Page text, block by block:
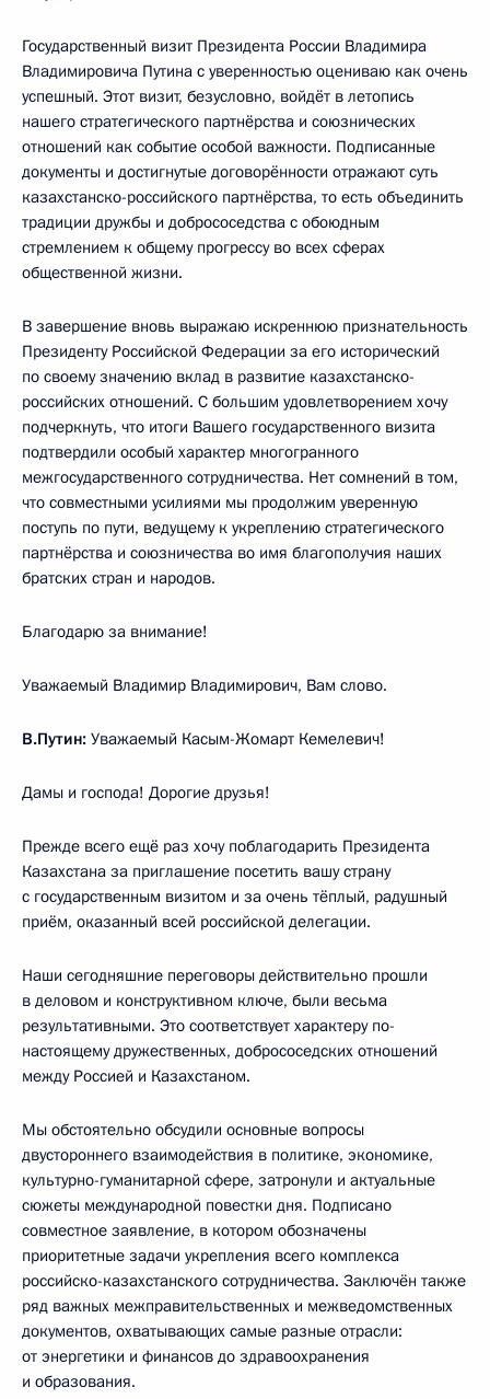
Государственный визит Президента России Владимира
Владимировича Путина с уверенностью оцениваю как очень
успешный. Этот визит, безусловно, войдёт в летопись
нашего стратегического партнёрства и союзнических
отношений как событие особой важности. Подписанные
документы и достигнутые договорённости отражают суть
казахстанско-российского партнёрства, то есть объединить
традиции дружбы и добрососедства с обоюдным
стремлением к общему прогрессу во всех сферах
общественной жизни.
В завершение вновь выражаю искреннюю признательность
Президенту Российской Федерации за его исторический
по своему значению вклад в развитие казахстанско-
российских отношений. С большим удовлетворением хочу
подчеркнуть, что итоги Вашего государственного визита
подтвердили особый характер многогранного
межгосударственного сотрудничества. Нет сомнений в том,
что совместными усилиями мы продолжим уверенную
поступь по пути, ведущему к укреплению стратегического
партнёрства и союзничества во имя благополучия наших
братских стран и народов.
Благодарю за внимание!
Уважаемый Владимир Владимирович, Вам слово.
В.Путин: Уважаемый Касым-Жомарт Кемелевич!
Дамы и господа! Дорогие друзья!
Прежде всего ещё раз хочу поблагодарить Президента
Казахстана за приглашение посетить вашу страну
с государственным визитом и за очень тёплый, радушный
приём, оказанный всей российской делегации.
Наши сегодняшние переговоры действительно прошли
в деловом и конструктивном ключе, были весьма
результативными. Это соответствует характеру по-
настоящему дружественных, добрососедских отношений
между Россией и Казахстаном.
Мы обстоятельно обсудили основные вопросы
двустороннего взаимодействия в политике, экономике,
культурно-гуманитарной сфере, затронули и актуальные
сюжеты международной повестки дня. Подписано
совместное заявление, в котором обозначены
приоритетные задачи укрепления всего комплекса
российско-казахстанского сотрудничества. Заключён также
ряд важных межправительственных и межведомственных
документов, охватывающих самые разные отрасли:
от энергетики и финансов до здравоохранения
и образования.